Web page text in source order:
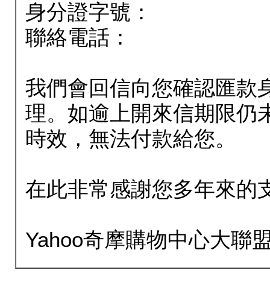
身分證字號：
聯絡電話：
我們會回信向您確認匯款
理。如逾上開來信期限仍
時效，無法付款給您。
在此非常感謝您多年來的
Yahoo奇摩購物中心大